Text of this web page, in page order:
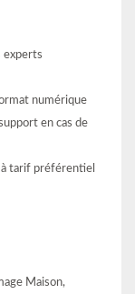
experts
numérique
en cas de
à tarif préférentiel
Maison,